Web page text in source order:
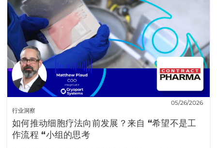
行业洞察
05/26/2026
如何推动细胞疗法向前发展？来自 “希望不是工
作流程 “小组的思考